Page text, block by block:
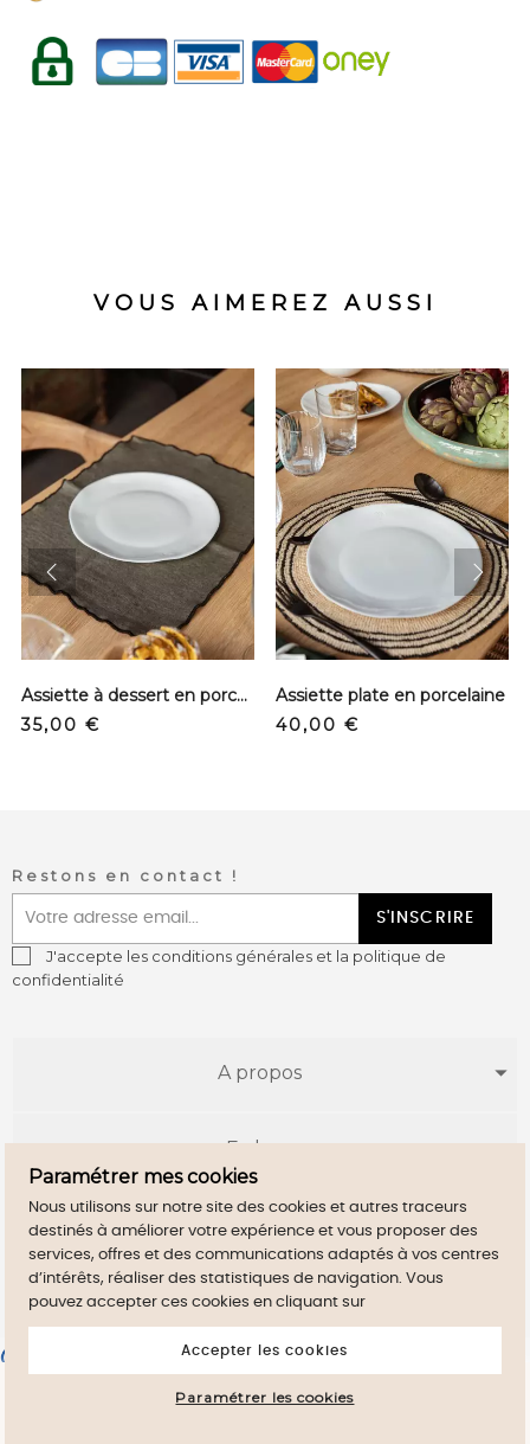
VOUS AIMEREZ AUSSI
Assiette à dessert en porcelaine
Prix
35,00 €
Assiette plate en porcelaine
Prix
40,00 €
prev next
Restons en contact !
S'INSCRIRE
J'accepte les conditions générales et la politique de
confidentialité
A propos
E-shop
Infos utiles
En poursuivant votre navigation sur ce site,
Marchand approuvé par la Société des Avis Garantis,
pour vérifier.
Paramétrer mes cookies
Nous utilisons sur notre site des cookies et autres traceurs
destinés à améliorer votre expérience et vous proposer des
services, offres et des communications adaptés à vos centres
d’intérêts, réaliser des statistiques de navigation. Vous
pouvez accepter ces cookies en cliquant sur
Accepter les cookies
Paramétrer les cookies